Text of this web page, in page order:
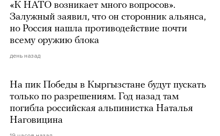
«К НАТО возникает много вопросов».
Залужный заявил, что он сторонник альянса,
но Россия нашла противодействие почти
всему оружию блока
день назад
На пик Победы в Кыргызстане будут пускать
только по разрешениям. Год назад там
погибла российская альпинистка Наталья
Наговицина